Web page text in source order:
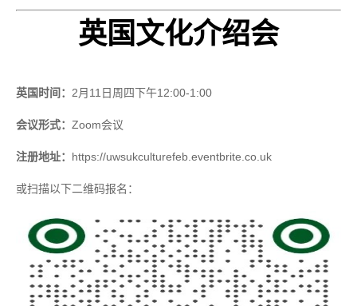
英国文化介绍会
英国时间： 2月11 日周四下午12:00-1:00
会议形式： Zoom会议
注册地址： https://uwsukculturefeb.eventbrite.co.uk
或扫描以下二维码报名：